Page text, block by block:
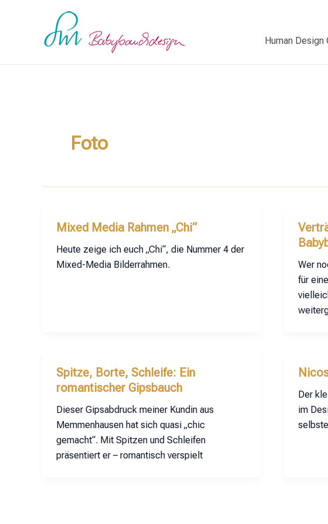
Human Design
Foto
Mixed Media Rahmen „Chi“
Heute zeige ich euch „Chi“, die Nummer 4 der
Mixed-Media Bilderrahmen.
Wer
für
Spitze, Borte, Schleife: Ein
romantischer Gipsbauch
Dieser Gipsabdruck meiner Kundin aus
Memmenhausen hat sich quasi „chic
gemacht“. Mit Spitzen und Schleifen
präsentiert er – romantisch verspielt
Der
im